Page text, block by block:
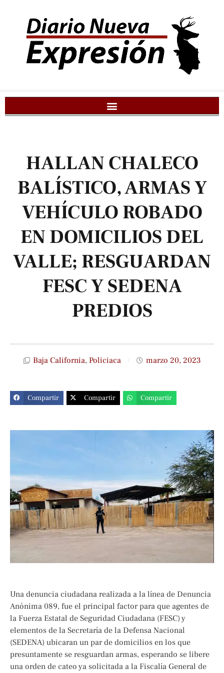
HALLAN CHALECO
BALÍSTICO, ARMAS Y
VEHÍCULO ROBADO
EN DOMICILIOS DEL
VALLE; RESGUARDAN
FESC Y SEDENA
PREDIOS
Baja California, Policiaca marzo 20, 2023
Compartir Compartir Compartir
Una denuncia ciudadana realizada a la línea de Denuncia
Anónima 089, fue el principal factor para que agentes de
la Fuerza Estatal de Seguridad Ciudadana (FESC) y
elementos de la Secretaría de la Defensa Nacional
(SEDENA) ubicaran un par de domicilios en los que
presuntamente se resguardan armas, esperando se libere
una orden de cateo ya solicitada a la Fiscalía General de